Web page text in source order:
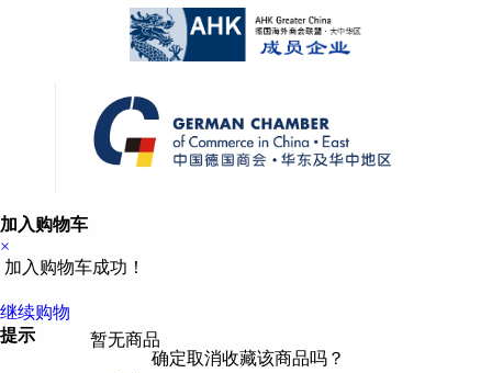
加入购物车
×
加入购物车成功！
继续购物
提示
确定取消收藏该商品吗？
暂无商品